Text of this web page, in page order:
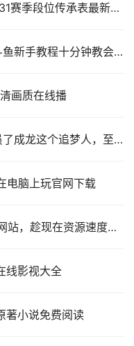
传承表最新段位传承规则
新手教程十分钟教会你
画质在线播
追梦人，至今依旧不曾停歇！
电脑上玩官网下载
资源速度给力快来体验体验
线影视大全
著小说免费阅读